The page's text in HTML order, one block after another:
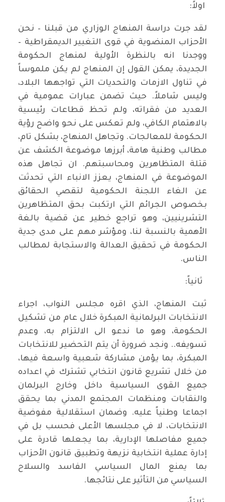
اولاً:
لقد جرت دراسة المنهاج الوزاري من قبلنا – نحن
الأحزاب المنضوية في قوى التغيير الديمقراطية –
ووجدنا انه بالنظرة الأولية لمنهاج الحكومة
الجديدة، يمكن القول إن المنهاج لم يكن ملموساً
في تناول الازمات والتحديات التي تواجهها البلاد،
وليس شاملاً. حيث تضمن عبارات عمومية في
العديد من فقراته، ولم تحظ قطاعات رئيسية
بالاهتمام الكافي، ولم تعكس على نحو واضح رؤية
الحكومة للمعالجات. وتجاهل المنهاج، بشكل تام،
مطالب وطنية هامة، أبرزها موضوعة الكشف عن
قتلة المتظاهرين ومحاسبتهم. ان تجاهل هذه
الموضوعة في المنهاج، يعزز الانباء التي تحدثت
عن الغاء اللجنة الحكومية لتقصي الحقائق
بخصوص الجرائم التي ارتكبت بحق المتظاهرين
التشرينيين، وهو تراجع خطير عن قضية بالغة
الأهمية بالنسبة لنا، ومؤشر مهم على مدى جدية
الحكومة في تحقيق العدالة والاستجابة لمطالب
الناس.
ثانياً:
ثبت المنهاج، الذي اقره مجلس النواب، اجراء
الانتخابات البرلمانية المبكرة خلال عام من تشكيل
الحكومة، وهو ما ندعو الى الالتزام به، وعدم
تسويفه.. ونجد ضرورة أن يتم التحضير للانتخابات
المبكرة، بما يؤمن مشاركة شعبية واسعة فيها،
من خلال تشريع قانون انتخابي تشترك في اعداده
جميع القوى السياسية داخل وخارج البرلمان
والنقابات ومنظمات المجتمع المدني بما يحقق
اجماعا وطنياً عليه. وضمان استقلالية مفوضية
الانتخابات، لا في مجلسها الأعلى فحسب بل في
جميع مفاصلها الإدارية، بما يجعلها قادرة على
إدارة عملية انتخابية نزيهة وتطبيق قانون الأحزاب
بما يمنع المال السياسي الفاسد والسلاح
السياسي من التأثير على نتائجها.